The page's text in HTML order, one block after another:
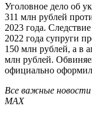
Уголовное дело об
311 млн рублей
2023 года.
2022 года супруги
150 млн рублей, а в
млн рублей.
официально
Все важные
МАХ